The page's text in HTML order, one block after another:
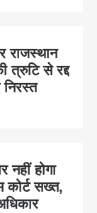
राजस्थान
त्रुटि से रद्द
नहीं होगा
कोर्ट सख्त,